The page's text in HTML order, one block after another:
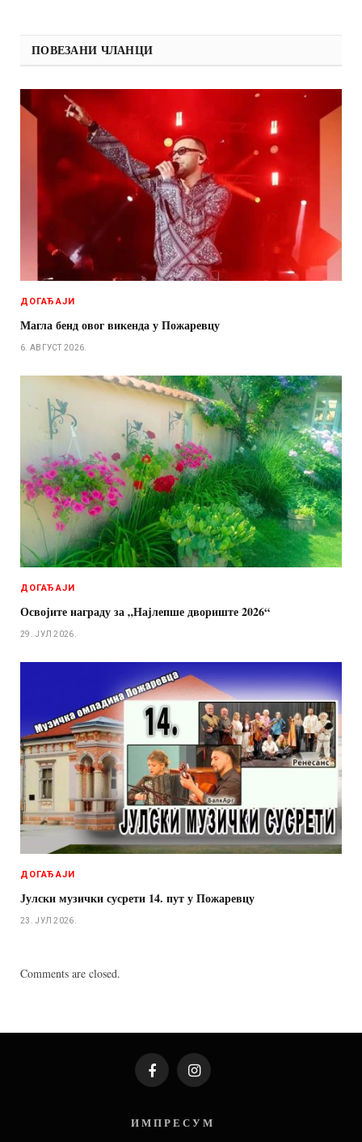
ПОВЕЗАНИ ЧЛАНЦИ
ДОГАЂАЈИ
Магла бенд овог викенда у Пожаревцу
6. АВГУСТ 2026.
ДОГАЂАЈИ
Освојите награду за „Најлепше двориште 2026“
29. ЈУЛ 2026.
ДОГАЂАЈИ
Јулски музички сусрети 14. пут у Пожаревцу
23. ЈУЛ 2026.
Comments are closed.
FacebookInstagram
И М П Р Е С У М